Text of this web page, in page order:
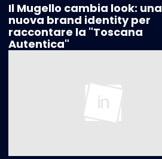
Il Mugello cambia look: una
nuova brand identity per
raccontare la "Toscana
Autentica"